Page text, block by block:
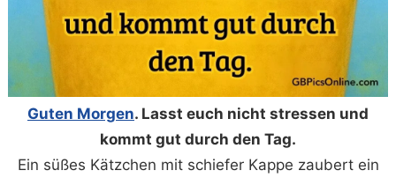
Guten Morgen. Lasst euch nicht stressen und
kommt gut durch den Tag.
Ein süßes Kätzchen mit schiefer Kappe zaubert ein